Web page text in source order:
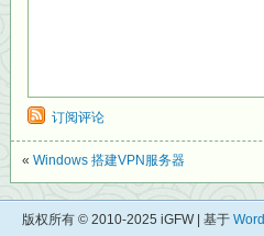
订阅评论
« Windows 搭建VPN服务器
版权所有 © 2010-2025 iGFW | 基于